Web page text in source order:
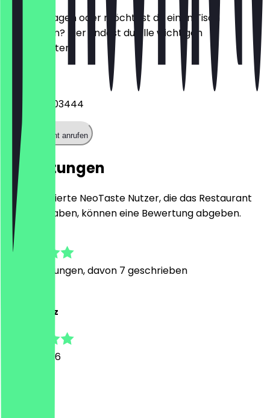
Hast du Fragen oder möchtest du einen Tisch
reservieren? Hier findest du alle wichtigen
Kontaktdaten.
+493056003444
Restaurant anrufen
Bewertungen
Nur registrierte NeoTaste Nutzer, die das Restaurant
besucht haben, können eine Bewertung abgeben.
4.9
Bewertungen, davon 7 geschrieben
Ajmal Azeez
25. Juli 2026